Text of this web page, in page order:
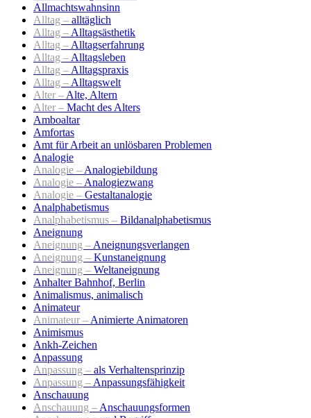
Allmachtswahnsinn
Alltag – alltäglich
Alltag – Alltagsästhetik
Alltag – Alltagserfahrung
Alltag – Alltagsleben
Alltag – Alltagspraxis
Alltag – Alltagswelt
Alter – Alte, Altern
Alter – Macht des Alters
Amboaltar
Amfortas
Amt für Arbeit an unlösbaren Problemen
Analogie
Analogie – Analogiebildung
Analogie – Analogiezwang
Analogie – Gestaltanalogie
Analphabetismus
Analphabetismus – Bildanalphabetismus
Aneignung
Aneignung – Aneignungsverlangen
Aneignung – Kunstaneignung
Aneignung – Weltaneignung
Anhalter Bahnhof, Berlin
Animalismus, animalisch
Animateur
Animateur – Animierte Animatoren
Animismus
Ankh-Zeichen
Anpassung
Anpassung – als Verhaltensprinzip
Anpassung – Anpassungsfähigkeit
Anschauung
Anschauung – Anschauungsformen